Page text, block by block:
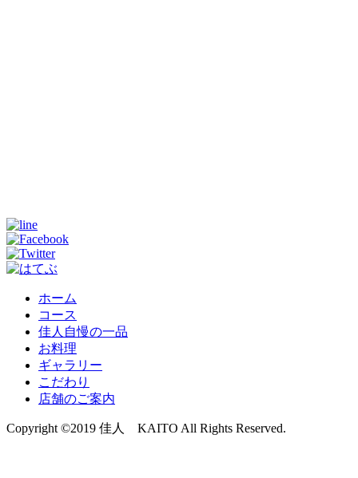
ホーム
コース
佳人自慢の一品
お料理
ギャラリー
こだわり
店舗のご案内
Copyright ©2019 佳人 KAITO All Rights Reserved.